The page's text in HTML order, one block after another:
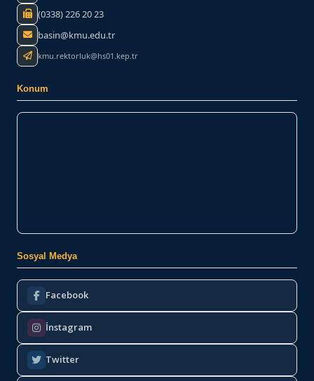
(0338) 226 20 23
basin@kmu.edu.tr
kmu.rektorluk@hs01.kep.tr
Konum
Sosyal Medya
Facebook
İnstagram
Twitter